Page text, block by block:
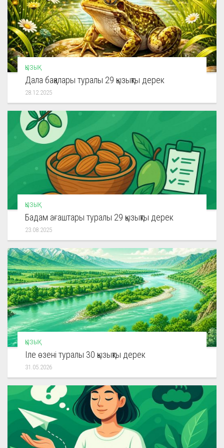
ҚЫЗЫҚ
Дала бақалары туралы 29 қызықты дерек
28.12.2025
ҚЫЗЫҚ
Бадам ағаштары туралы 29 қызықты дерек
23.08.2025
ҚЫЗЫҚ
Іле өзені туралы 30 қызықты дерек
31.05.2026